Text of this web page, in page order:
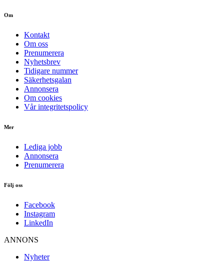
Om
Kontakt
Om oss
Prenumerera
Nyhetsbrev
Tidigare nummer
Säkerhetsgalan
Annonsera
Om cookies
Vår integritetspolicy
Mer
Lediga jobb
Annonsera
Prenumerera
Följ oss
Facebook
Instagram
LinkedIn
ANNONS
Nyheter